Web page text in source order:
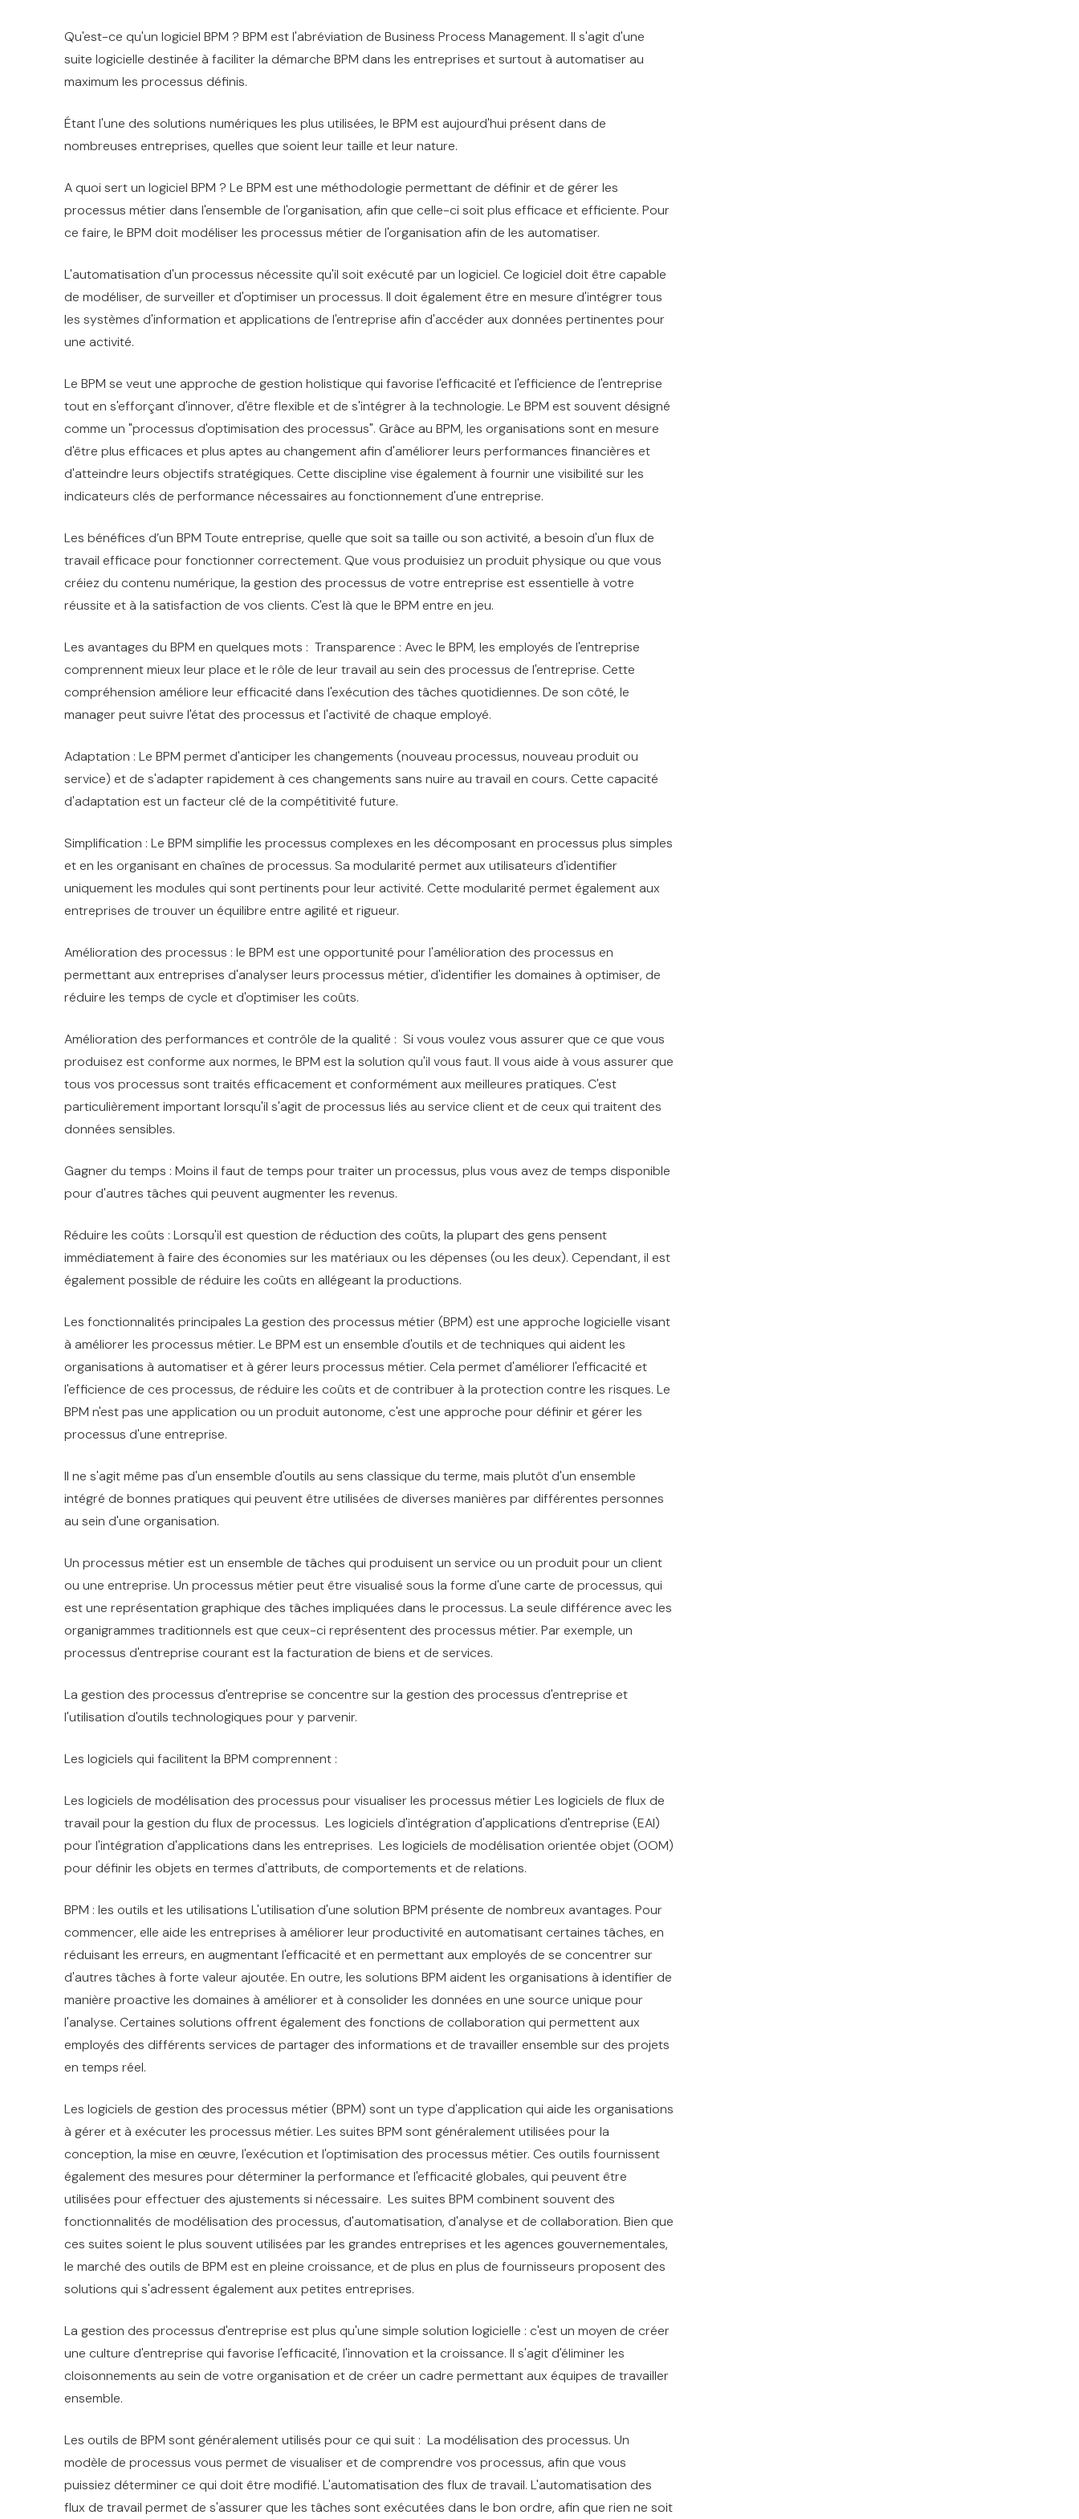
Qu'est-ce qu'un logiciel BPM ? BPM est l'abréviation de Business Process Management. Il s'agit d'une
suite logicielle destinée à faciliter la démarche BPM dans les entreprises et surtout à automatiser au
maximum les processus définis.
Étant l'une des solutions numériques les plus utilisées, le BPM est aujourd'hui présent dans de
nombreuses entreprises, quelles que soient leur taille et leur nature.
A quoi sert un logiciel BPM ? Le BPM est une méthodologie permettant de définir et de gérer les
processus métier dans l'ensemble de l'organisation, afin que celle-ci soit plus efficace et efficiente. Pour
ce faire, le BPM doit modéliser les processus métier de l'organisation afin de les automatiser.
L'automatisation d'un processus nécessite qu'il soit exécuté par un logiciel. Ce logiciel doit être capable
de modéliser, de surveiller et d'optimiser un processus. Il doit également être en mesure d'intégrer tous
les systèmes d'information et applications de l'entreprise afin d'accéder aux données pertinentes pour
une activité.
Le BPM se veut une approche de gestion holistique qui favorise l'efficacité et l'efficience de l'entreprise
tout en s'efforçant d'innover, d'être flexible et de s'intégrer à la technologie. Le BPM est souvent désigné
comme un "processus d'optimisation des processus". Grâce au BPM, les organisations sont en mesure
d'être plus efficaces et plus aptes au changement afin d'améliorer leurs performances financières et
d'atteindre leurs objectifs stratégiques. Cette discipline vise également à fournir une visibilité sur les
indicateurs clés de performance nécessaires au fonctionnement d'une entreprise.
Les bénéfices d’un BPM Toute entreprise, quelle que soit sa taille ou son activité, a besoin d'un flux de
travail efficace pour fonctionner correctement. Que vous produisiez un produit physique ou que vous
créiez du contenu numérique, la gestion des processus de votre entreprise est essentielle à votre
réussite et à la satisfaction de vos clients. C'est là que le BPM entre en jeu.
Les avantages du BPM en quelques mots : Transparence : Avec le BPM, les employés de l'entreprise
comprennent mieux leur place et le rôle de leur travail au sein des processus de l'entreprise. Cette
compréhension améliore leur efficacité dans l'exécution des tâches quotidiennes. De son côté, le
manager peut suivre l'état des processus et l'activité de chaque employé.
Adaptation : Le BPM permet d'anticiper les changements (nouveau processus, nouveau produit ou
service) et de s'adapter rapidement à ces changements sans nuire au travail en cours. Cette capacité
d'adaptation est un facteur clé de la compétitivité future.
Simplification : Le BPM simplifie les processus complexes en les décomposant en processus plus simples
et en les organisant en chaînes de processus. Sa modularité permet aux utilisateurs d'identifier
uniquement les modules qui sont pertinents pour leur activité. Cette modularité permet également aux
entreprises de trouver un équilibre entre agilité et rigueur.
Amélioration des processus : le BPM est une opportunité pour l'amélioration des processus en
permettant aux entreprises d'analyser leurs processus métier, d'identifier les domaines à optimiser, de
réduire les temps de cycle et d'optimiser les coûts.
Amélioration des performances et contrôle de la qualité : Si vous voulez vous assurer que ce que vous
produisez est conforme aux normes, le BPM est la solution qu'il vous faut. Il vous aide à vous assurer que
tous vos processus sont traités efficacement et conformément aux meilleures pratiques. C'est
particulièrement important lorsqu'il s'agit de processus liés au service client et de ceux qui traitent des
données sensibles.
Gagner du temps : Moins il faut de temps pour traiter un processus, plus vous avez de temps disponible
pour d'autres tâches qui peuvent augmenter les revenus.
Réduire les coûts : Lorsqu'il est question de réduction des coûts, la plupart des gens pensent
immédiatement à faire des économies sur les matériaux ou les dépenses (ou les deux). Cependant, il est
également possible de réduire les coûts en allégeant la productions.
Les fonctionnalités principales La gestion des processus métier (BPM) est une approche logicielle visant
à améliorer les processus métier. Le BPM est un ensemble d'outils et de techniques qui aident les
organisations à automatiser et à gérer leurs processus métier. Cela permet d'améliorer l'efficacité et
l'efficience de ces processus, de réduire les coûts et de contribuer à la protection contre les risques. Le
BPM n'est pas une application ou un produit autonome, c'est une approche pour définir et gérer les
processus d'une entreprise.
Il ne s'agit même pas d'un ensemble d'outils au sens classique du terme, mais plutôt d'un ensemble
intégré de bonnes pratiques qui peuvent être utilisées de diverses manières par différentes personnes
au sein d'une organisation.
Un processus métier est un ensemble de tâches qui produisent un service ou un produit pour un client
ou une entreprise. Un processus métier peut être visualisé sous la forme d'une carte de processus, qui
est une représentation graphique des tâches impliquées dans le processus. La seule différence avec les
organigrammes traditionnels est que ceux-ci représentent des processus métier. Par exemple, un
processus d'entreprise courant est la facturation de biens et de services.
La gestion des processus d'entreprise se concentre sur la gestion des processus d'entreprise et
l'utilisation d'outils technologiques pour y parvenir.
Les logiciels qui facilitent la BPM comprennent :
Les logiciels de modélisation des processus pour visualiser les processus métier Les logiciels de flux de
travail pour la gestion du flux de processus. Les logiciels d'intégration d'applications d'entreprise (EAI)
pour l'intégration d'applications dans les entreprises. Les logiciels de modélisation orientée objet (OOM)
pour définir les objets en termes d'attributs, de comportements et de relations.
BPM : les outils et les utilisations L'utilisation d'une solution BPM présente de nombreux avantages. Pour
commencer, elle aide les entreprises à améliorer leur productivité en automatisant certaines tâches, en
réduisant les erreurs, en augmentant l'efficacité et en permettant aux employés de se concentrer sur
d'autres tâches à forte valeur ajoutée. En outre, les solutions BPM aident les organisations à identifier de
manière proactive les domaines à améliorer et à consolider les données en une source unique pour
l'analyse. Certaines solutions offrent également des fonctions de collaboration qui permettent aux
employés des différents services de partager des informations et de travailler ensemble sur des projets
en temps réel.
Les logiciels de gestion des processus métier (BPM) sont un type d'application qui aide les organisations
à gérer et à exécuter les processus métier. Les suites BPM sont généralement utilisées pour la
conception, la mise en œuvre, l'exécution et l'optimisation des processus métier. Ces outils fournissent
également des mesures pour déterminer la performance et l'efficacité globales, qui peuvent être
utilisées pour effectuer des ajustements si nécessaire. Les suites BPM combinent souvent des
fonctionnalités de modélisation des processus, d'automatisation, d'analyse et de collaboration. Bien que
ces suites soient le plus souvent utilisées par les grandes entreprises et les agences gouvernementales,
le marché des outils de BPM est en pleine croissance, et de plus en plus de fournisseurs proposent des
solutions qui s'adressent également aux petites entreprises.
La gestion des processus d'entreprise est plus qu'une simple solution logicielle : c'est un moyen de créer
une culture d'entreprise qui favorise l'efficacité, l'innovation et la croissance. Il s'agit d'éliminer les
cloisonnements au sein de votre organisation et de créer un cadre permettant aux équipes de travailler
ensemble.
Les outils de BPM sont généralement utilisés pour ce qui suit : La modélisation des processus. Un
modèle de processus vous permet de visualiser et de comprendre vos processus, afin que vous
puissiez déterminer ce qui doit être modifié. L'automatisation des flux de travail. L'automatisation des
flux de travail permet de s'assurer que les tâches sont exécutées dans le bon ordre, afin que rien ne soit